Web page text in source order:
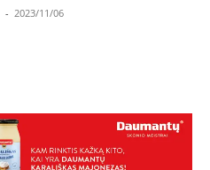
- 2023/11/06